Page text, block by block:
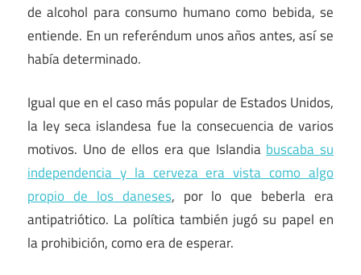
de alcohol para consumo humano como bebida, se
entiende. En un referéndum unos años antes, así se
había determinado.
Igual que en el caso más popular de Estados Unidos,
la ley seca islandesa fue la consecuencia de varios
motivos. Uno de ellos era que Islandiabuscaba su
independencia y la cerveza era vista como algo
propio de los daneses, por lo que beberla era
antipatriótico. La política también jugó su papel en
la prohibición, como era de esperar.